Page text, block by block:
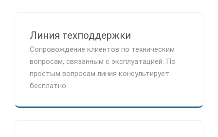
Линия техподдержки
Сопровождение клиентов по техническим
вопросам, связанным с эксплуатацией. По
простым вопросам линия консультирует
бесплатно.